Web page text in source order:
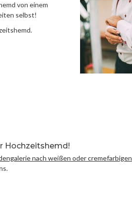
von einem
selbst!
Hochzeitshemd!
nach weißen oder cremefarbigen